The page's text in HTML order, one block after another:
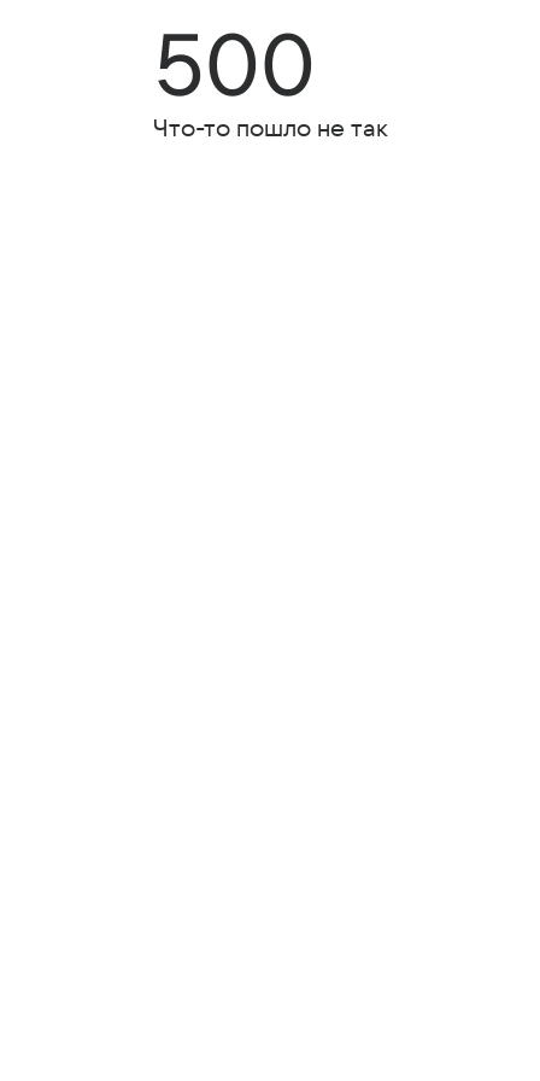
500
Что-то пошло не так